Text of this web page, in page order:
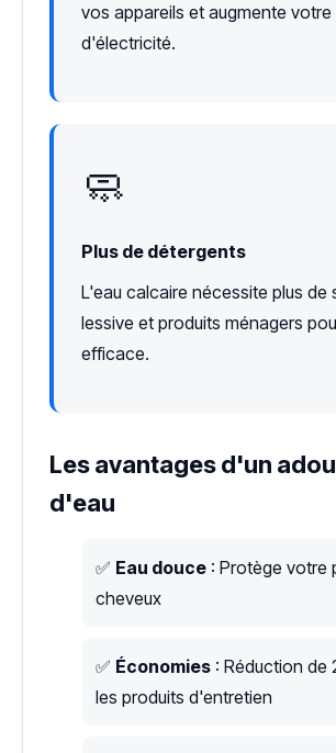
vos appareils et augmente votre
d'électricité.
🧼
Plus de détergents
L'eau calcaire nécessite plus de
lessive et produits ménagers
efficace.
Les avantages d'un
d'eau
✅ Eau douce : Protège votre
cheveux
✅ Économies : Réduction de
les produits d'entretien